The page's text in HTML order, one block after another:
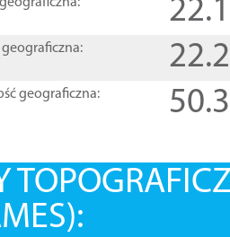
geograficzna: